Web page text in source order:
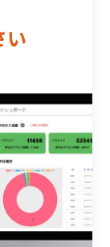
い